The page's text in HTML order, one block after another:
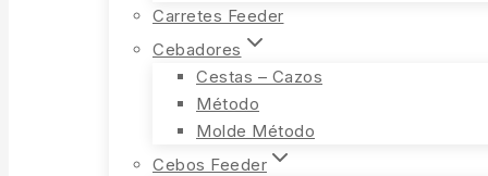
Carretes Feeder
Cebadores
Cestas – Cazos
Método
Molde Método
Cebos Feeder